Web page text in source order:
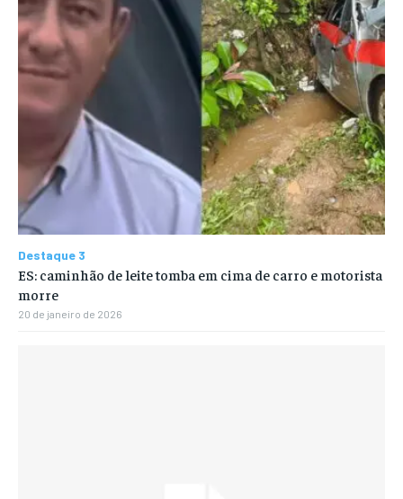
Destaque 3
ES: caminhão de leite tomba em cima de carro e motorista
morre
20 de janeiro de 2026